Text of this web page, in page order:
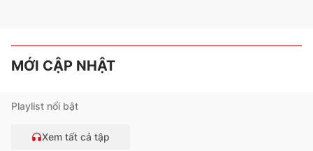
MỚI CẬP NHẬT
Playlist nổi bật
Xem tất cả tập